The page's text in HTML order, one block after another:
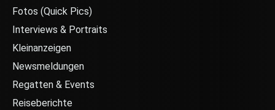
Fotos (Quick Pics)
Interviews & Portraits
Kleinanzeigen
Newsmeldungen
Regatten & Events
Reiseberichte